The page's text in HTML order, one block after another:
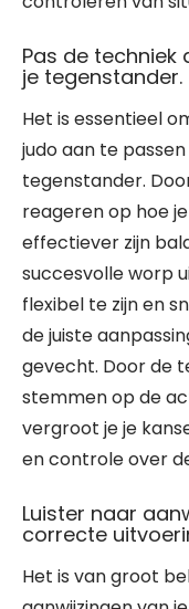
Pas de techniek
je tegenstander.
Het is essentieel
judo aan te
tegenstander.
reageren op hoe
effectiever zijn
succesvolle worp
flexibel te zijn en
de juiste
gevecht. Door de
stemmen op de
vergroot je je
en controle over
Luister naar
correcte
Het is van groot